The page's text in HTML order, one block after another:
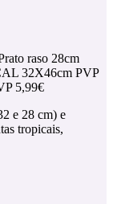
raso 28cm
32X46cm PVP
5,99€
e 28 cm) e
tropicais,